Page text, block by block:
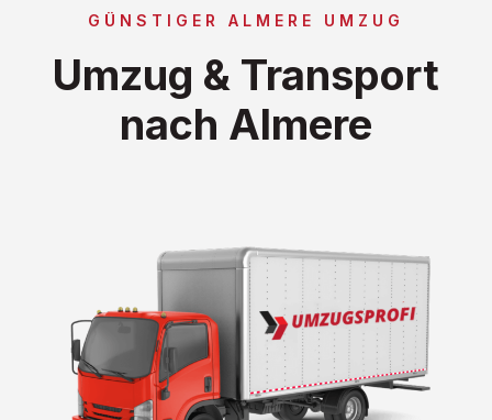
GÜNSTIGER ALMERE UMZUG
Umzug & Transport
nach Almere